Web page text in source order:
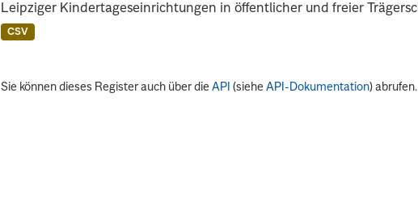
Leipziger Kindertageseinrichtungen in öffentlicher und freier
CSV
Sie können dieses Register auch über dieAPI (sieheAPI-Dokumentation) abrufen.